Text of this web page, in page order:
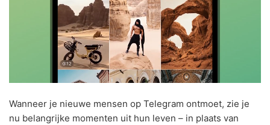
Wanneer je nieuwe mensen op Telegram ontmoet, zie je
nu belangrijke momenten uit hun leven – in plaats van